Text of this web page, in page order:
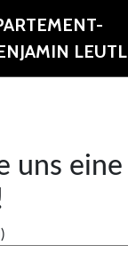
LEUTL
uns eine